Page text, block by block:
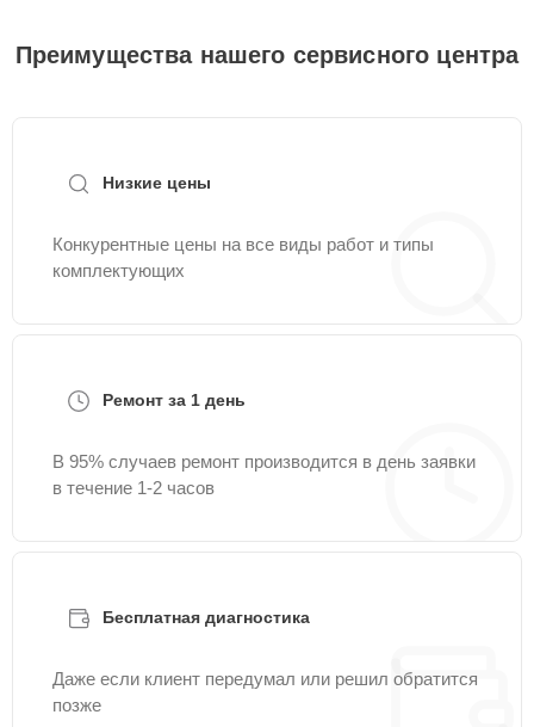
Преимущества нашего сервисного центра
Низкие цены
Конкурентные цены на все виды работ и типы
комплектующих
Ремонт за 1 день
В 95% случаев ремонт производится в день заявки
в течение 1-2 часов
Бесплатная диагностика
Даже если клиент передумал или решил обратится
позже